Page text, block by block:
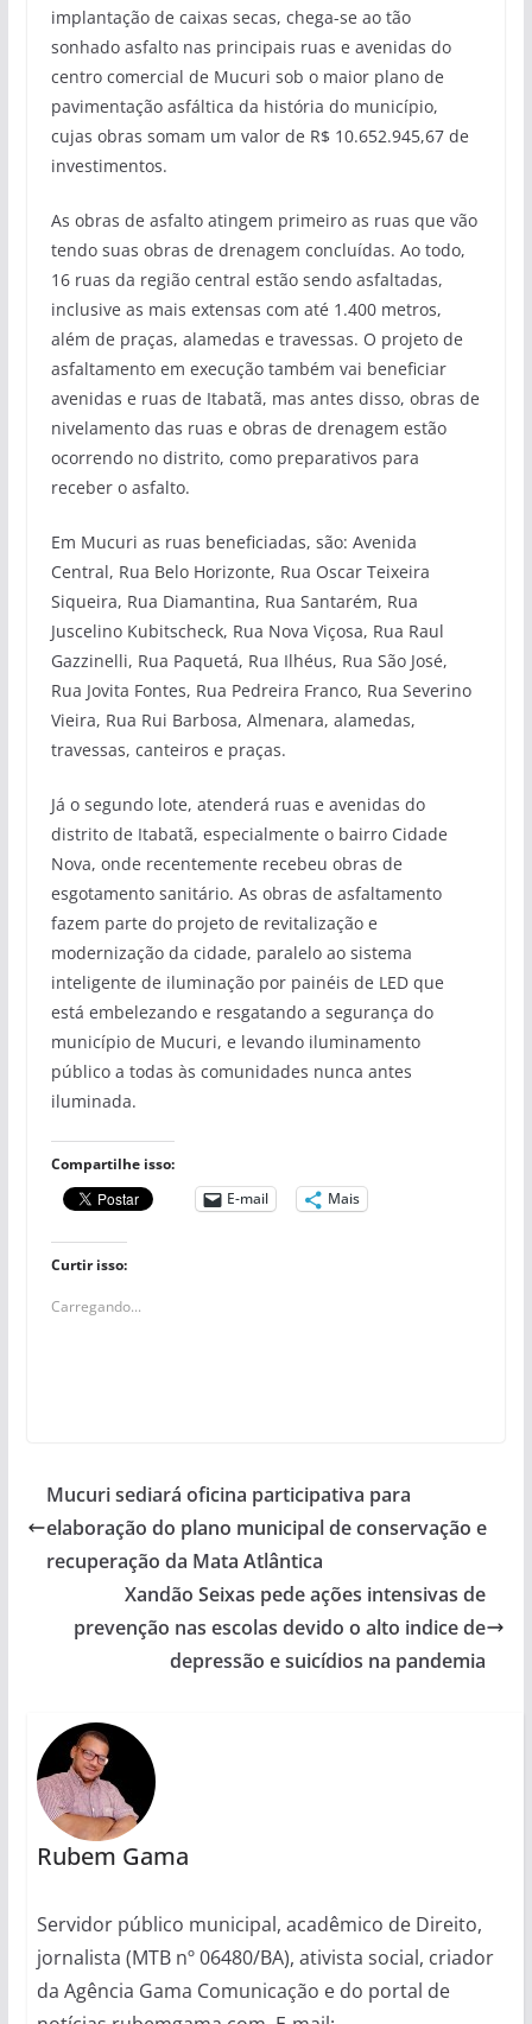
implantação de caixas secas, chega-se ao tão
sonhado asfalto nas principais ruas e avenidas do
centro comercial de Mucuri sob o maior plano de
pavimentação asfáltica da história do município,
cujas obras somam um valor de R$ 10.652.945,67 de
investimentos.
As obras de asfalto atingem primeiro as ruas que vão
tendo suas obras de drenagem concluídas. Ao todo,
16 ruas da região central estão sendo asfaltadas,
inclusive as mais extensas com até 1.400 metros,
além de praças, alamedas e travessas. O projeto de
asfaltamento em execução também vai beneficiar
avenidas e ruas de Itabatã, mas antes disso, obras de
nivelamento das ruas e obras de drenagem estão
ocorrendo no distrito, como preparativos para
receber o asfalto.
Em Mucuri as ruas beneficiadas, são: Avenida
Central, Rua Belo Horizonte, Rua Oscar Teixeira
Siqueira, Rua Diamantina, Rua Santarém, Rua
Juscelino Kubitscheck, Rua Nova Viçosa, Rua Raul
Gazzinelli, Rua Paquetá, Rua Ilhéus, Rua São José,
Rua Jovita Fontes, Rua Pedreira Franco, Rua Severino
Vieira, Rua Rui Barbosa, Almenara, alamedas,
travessas, canteiros e praças.
Já o segundo lote, atenderá ruas e avenidas do
distrito de Itabatã, especialmente o bairro Cidade
Nova, onde recentemente recebeu obras de
esgotamento sanitário. As obras de asfaltamento
fazem parte do projeto de revitalização e
modernização da cidade, paralelo ao sistema
inteligente de iluminação por painéis de LED que
está embelezando e resgatando a segurança do
município de Mucuri, e levando iluminamento
público a todas às comunidades nunca antes
iluminada.
Compartilhe isso:
E-mail
Mais
Curtir isso:
Carregando...
Mucuri sediará oficina participativa para
elaboração do plano municipal de conservação e
recuperação da Mata Atlântica
Xandão Seixas pede ações intensivas de
prevenção nas escolas devido o alto indice de
depressão e suicídios na pandemia
Rubem Gama
Servidor público municipal, acadêmico de Direito,
jornalista (MTB nº 06480/BA), ativista social, criador
da Agência Gama Comunicação e do portal de